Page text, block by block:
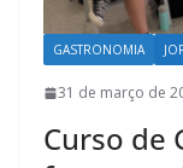
GASTRONOMIA
31 de março de
Curso de